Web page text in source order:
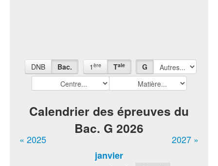
DNB Bac. 1 ère Tale G
Calendrier des épreuves du
Bac. G 2026
« 2025
2027 »
janvier